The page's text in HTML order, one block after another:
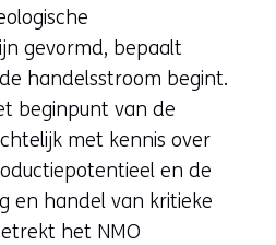
gevormd, bepaalt
handelsstroom begint.
beginpunt van de
met kennis over
en de
en handel van kritieke
het NMO